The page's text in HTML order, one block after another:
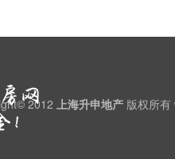
2012 上海升申地产版权所有